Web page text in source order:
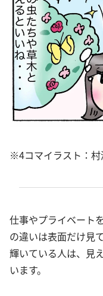
※4コマイラスト：村
仕事やプライベート
の違いは表面だけ見
輝いている人は、見
います。